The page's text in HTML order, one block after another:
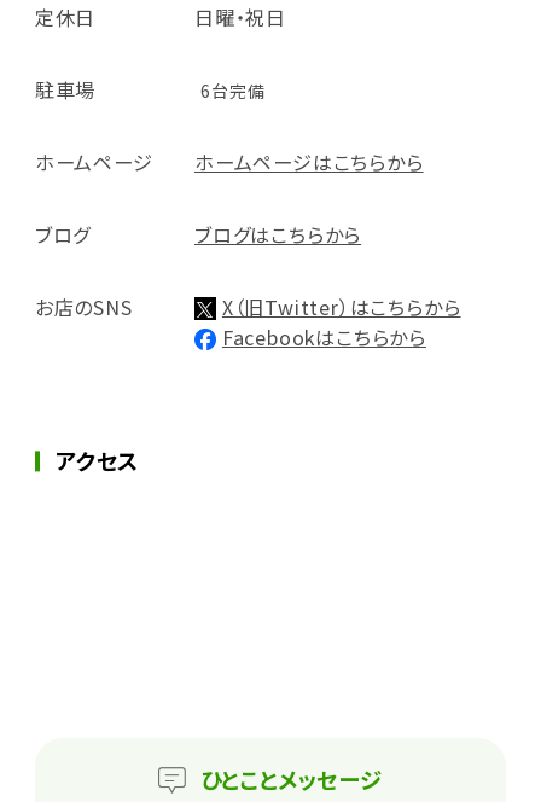
定休日 日曜・祝日
駐車場 6台完備
ホームページ ホームページはこちらから
ブログ ブログはこちらから
お店のSNS
X（旧Twitter）はこちらから
Facebookはこちらから
アクセス
ひとことメッセージ